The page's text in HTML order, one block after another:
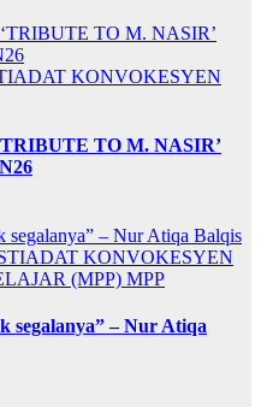
KONVOKESYEN
TO M. NASIR’
KONVOKESYEN
(MPP) MPP
segalanya” – Nur Atiqa